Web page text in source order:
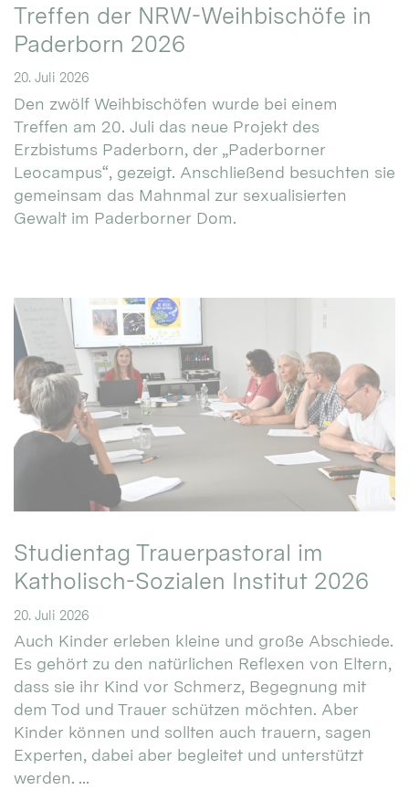
Treffen der NRW-Weihbischöfe in
Paderborn 2026
20. Juli 2026
Den zwölf Weihbischöfen wurde bei einem
Treffen am 20. Juli das neue Projekt des
Erzbistums Paderborn, der „Paderborner
Leocampus“, gezeigt. Anschließend besuchten sie
gemeinsam das Mahnmal zur sexualisierten
Gewalt im Paderborner Dom.
Studientag Trauerpastoral im
Katholisch-Sozialen Institut 2026
20. Juli 2026
Auch Kinder erleben kleine und große Abschiede.
Es gehört zu den natürlichen Reflexen von Eltern,
dass sie ihr Kind vor Schmerz, Begegnung mit
dem Tod und Trauer schützen möchten. Aber
Kinder können und sollten auch trauern, sagen
Experten, dabei aber begleitet und unterstützt
werden. ...